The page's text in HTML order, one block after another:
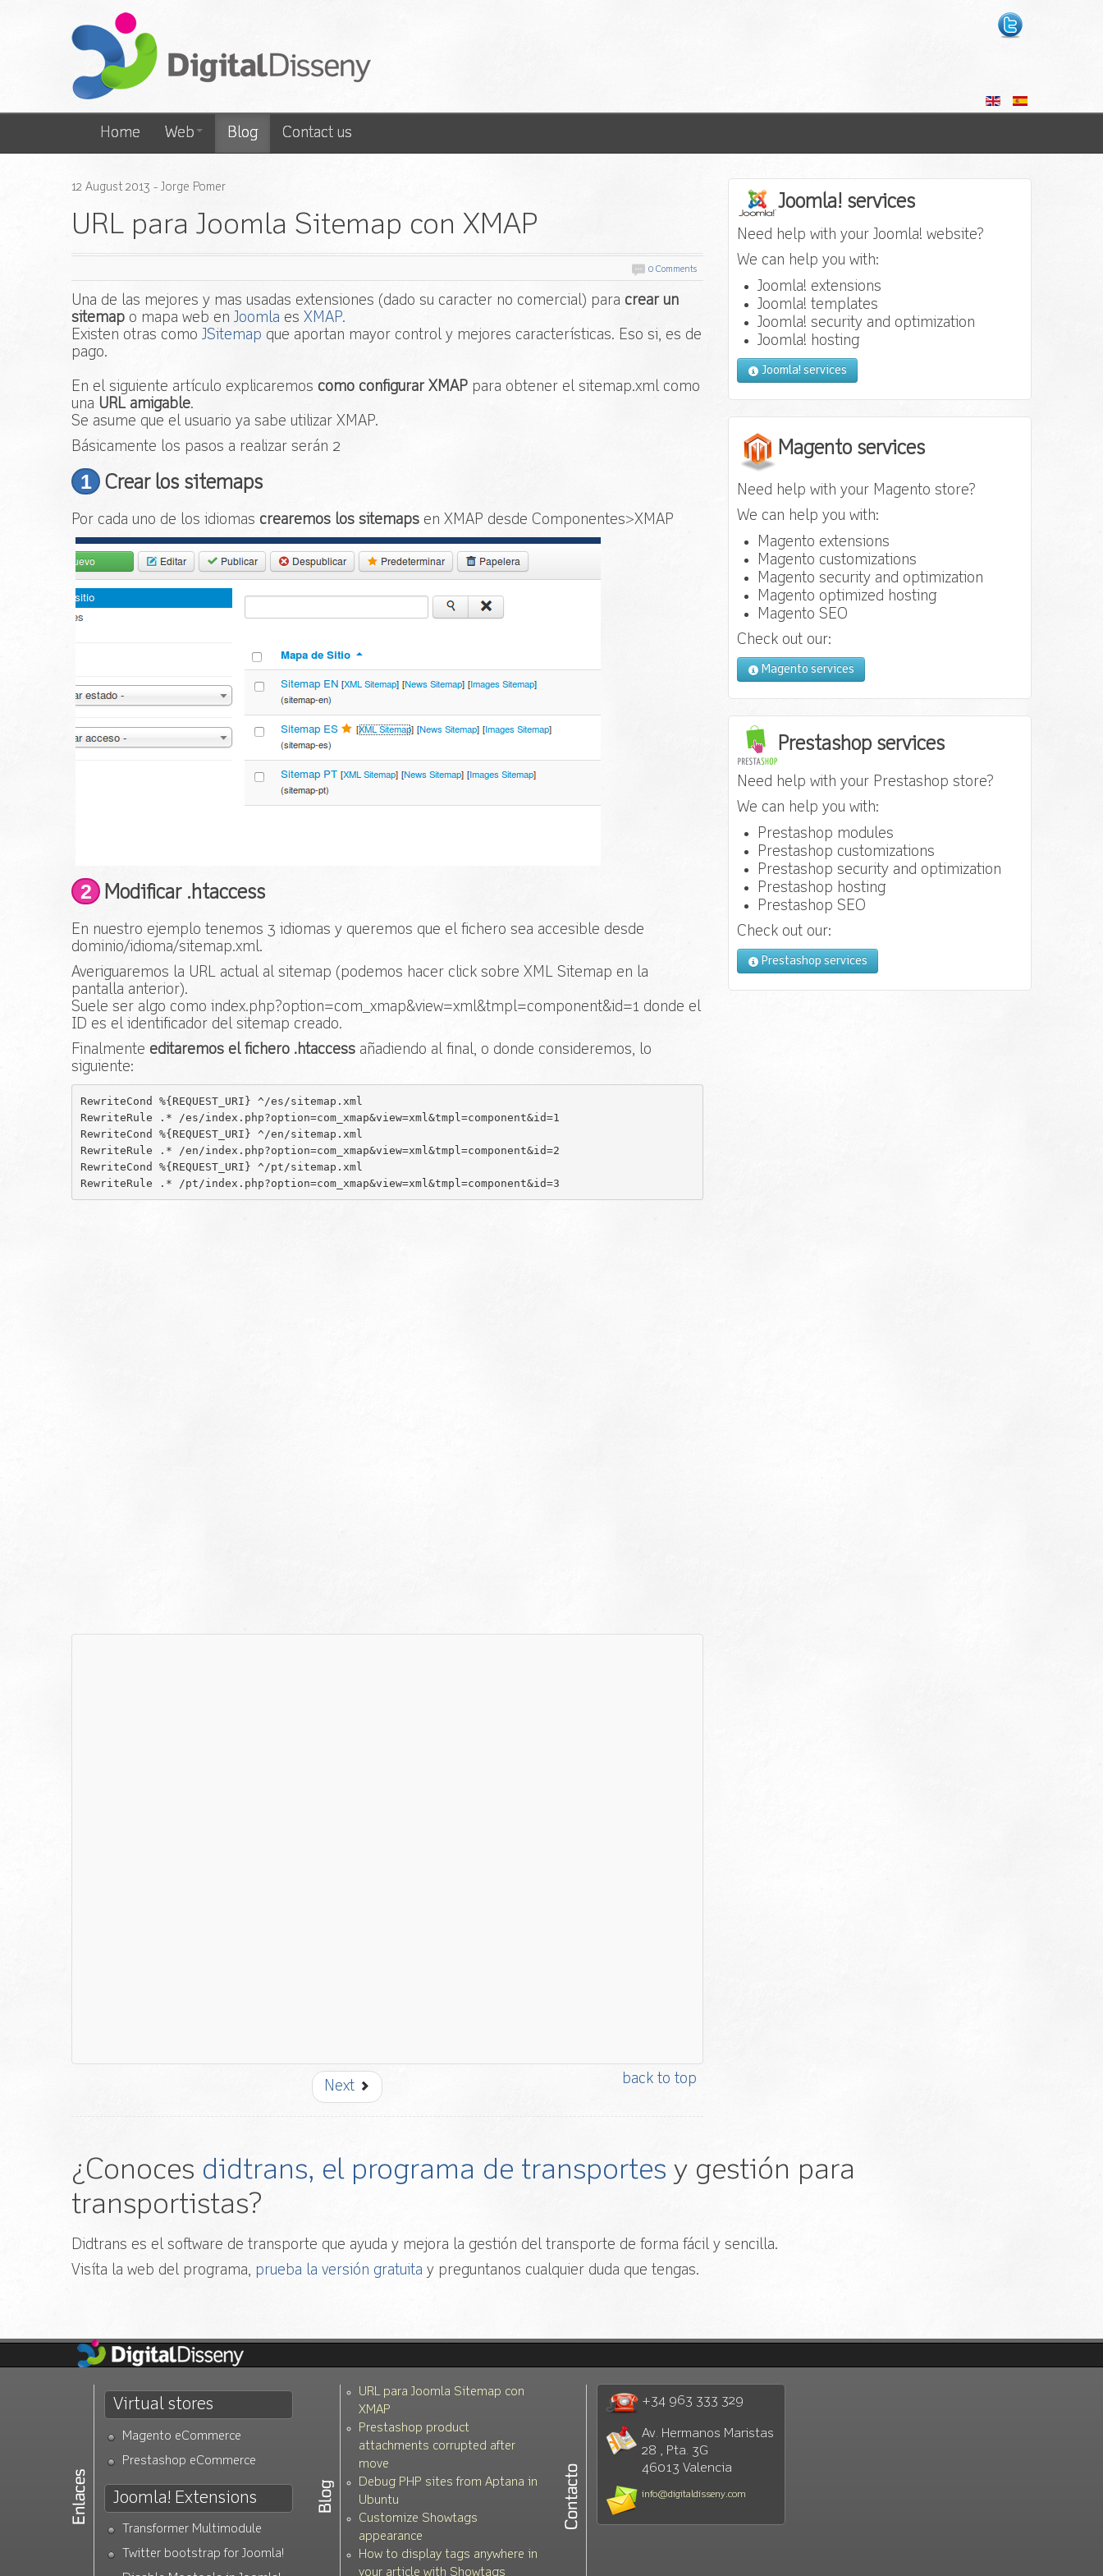
Home Web Blog Contact us
12 August 2013 - Jorge Pomer
URL para Joomla Sitemap con XMAP
0 Comments
Una de las mejores y mas usadas extensiones (dado su caracter no comercial) para crear un
sitemap o mapa web en Joomla es XMAP.
Existen otras como JSitemap que aportan mayor control y mejores características. Eso si, es de
pago.
En el siguiente artículo explicaremos como configurar XMAP para obtener el sitemap.xml como
una URL amigable.
Se asume que el usuario ya sabe utilizar XMAP.
Básicamente los pasos a realizar serán 2
1 Crear los sitemaps
Por cada uno de los idiomas crearemos los sitemaps en XMAP desde Componentes>XMAP
2 Modificar .htaccess
En nuestro ejemplo tenemos 3 idiomas y queremos que el fichero sea accesible desde
dominio/idioma/sitemap.xml.
Averiguaremos la URL actual al sitemap (podemos hacer click sobre XML Sitemap en la
pantalla anterior).
Suele ser algo como index.php?option=com_xmap&view=xml&tmpl=component&id=1 donde el
ID es el identificador del sitemap creado.
Finalmente editaremos el fichero .htaccess añadiendo al final, o donde consideremos, lo
siguiente:
RewriteCond %{REQUEST_URI} ^/es/sitemap.xml
RewriteRule .* /es/index.php?option=com_xmap&view=xml&tmpl=component&id=1
RewriteCond %{REQUEST_URI} ^/en/sitemap.xml
RewriteRule .* /en/index.php?option=com_xmap&view=xml&tmpl=component&id=2
RewriteCond %{REQUEST_URI} ^/pt/sitemap.xml
RewriteRule .* /pt/index.php?option=com_xmap&view=xml&tmpl=component&id=3
back to top
Next
Joomla! services
Need help with your Joomla! website?
We can help you with:
Joomla! extensions
Joomla! templates
Joomla! security and optimization
Joomla! hosting
Joomla! services
Magento services
Need help with your Magento store?
We can help you with:
Magento extensions
Magento customizations
Magento security and optimization
Magento optimized hosting
Magento SEO
Check out our:
Magento services
Prestashop services
Need help with your Prestashop store?
We can help you with:
Prestashop modules
Prestashop customizations
Prestashop security and optimization
Prestashop hosting
Prestashop SEO
Check out our:
Prestashop services
¿Conoces didtrans, el programa de transportes y gestión para
transportistas?
Didtrans es el software de transporte que ayuda y mejora la gestión del transporte de forma fácil y sencilla.
Visíta la web del programa, prueba la versión gratuita y preguntanos cualquier duda que tengas.
Virtual stores
Magento eCommerce
Prestashop eCommerce
Joomla! Extensions
Transformer Multimodule
Twitter bootstrap for Joomla!
URL para Joomla Sitemap con
XMAP
Prestashop product
attachments corrupted after
move
Debug PHP sites from Aptana in
Ubuntu
Customize Showtags
appearance
How to display tags anywhere in
your article with Showtags
+34 963 333 329
Av. Hermanos Maristas
28 , Pta. 3G
46013 Valencia
info@digitaldisseny.com